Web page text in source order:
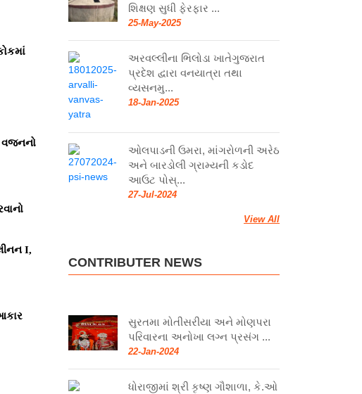
વજનનો
I,
શિક્ષણ સુધી ફેરફાર ...
25-May-2025
અરવલ્લીના ભિલોડા ખાતેગુજરાત
પ્રદેશ દ્વારા વનયાત્રા તથા
વ્યસનમુ...
18-Jan-2025
ઓલપાડની ઉમરા, માંગરોળની અરેઠ
અને બારડોલી ગ્રામ્યની કડોદ
આઉટ પોસ્...
27-Jul-2024
View All
CONTRIBUTER NEWS
સુરતમા મોતીસરીયા અને મોણપરા
પરિવારના અનોખા લગ્ન પ્રસંગ ...
22-Jan-2024
ધોરાજીમાં શ્રી કૃષ્ણ ગૌશાળા, કે.ઓ